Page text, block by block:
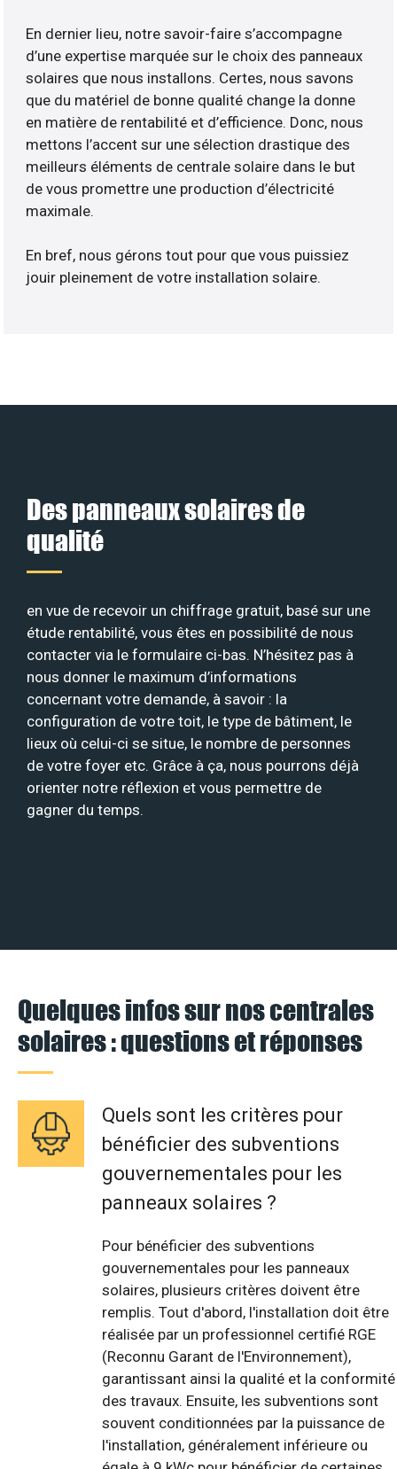
En dernier lieu, notre savoir-faire s’accompagne
d’une expertise marquée sur le choix des panneaux
solaires que nous installons. Certes, nous savons
que du matériel de bonne qualité change la donne
en matière de rentabilité et d’efficience. Donc, nous
mettons l’accent sur une sélection drastique des
meilleurs éléments de centrale solaire dans le but
de vous promettre une production d’électricité
maximale.
En bref, nous gérons tout pour que vous puissiez
jouir pleinement de votre installation solaire.
Des panneaux solaires de
qualité
en vue de recevoir un chiffrage gratuit, basé sur une
étude rentabilité, vous êtes en possibilité de nous
contacter via le formulaire ci-bas. N’hésitez pas à
nous donner le maximum d’informations
concernant votre demande, à savoir : la
configuration de votre toit, le type de bâtiment, le
lieux où celui-ci se situe, le nombre de personnes
de votre foyer etc. Grâce à ça, nous pourrons déjà
orienter notre réflexion et vous permettre de
gagner du temps.
Quelques infos sur nos centrales
solaires : questions et réponses
Quels sont les critères pour
bénéficier des subventions
gouvernementales pour les
panneaux solaires ?
Pour bénéficier des subventions
gouvernementales pour les panneaux
solaires, plusieurs critères doivent être
remplis. Tout d'abord, l'installation doit être
réalisée par un professionnel certifié RGE
(Reconnu Garant de l'Environnement),
garantissant ainsi la qualité et la conformité
des travaux. Ensuite, les subventions sont
souvent conditionnées par la puissance de
l'installation, généralement inférieure ou